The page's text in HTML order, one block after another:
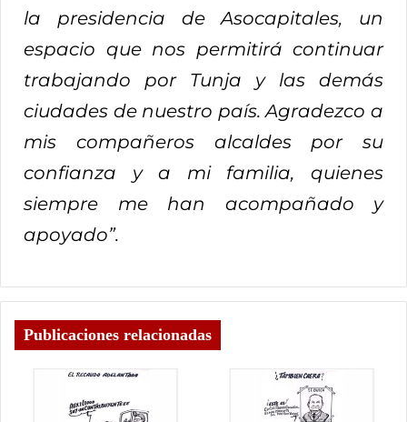
la presidencia de Asocapitales, un
espacio que nos permitirá continuar
trabajando por Tunja y las demás
ciudades de nuestro país. Agradezco a
mis compañeros alcaldes por su
confianza y a mi familia, quienes
siempre me han acompañado y
apoyado”.
Publicaciones relacionadas